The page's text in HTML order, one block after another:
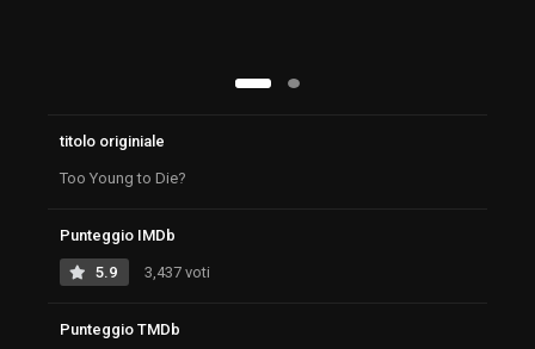
titolo originiale
Too Young to Die?
Punteggio IMDb
5.9 3,437 voti
Punteggio TMDb